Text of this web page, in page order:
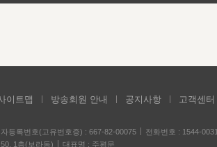
이트맵 방송회원 안내 공지사항
고객센터
등록번호(고유번호증) : 667-82-00075
전화번호 : 1544-0031
1층(보라동)
대표명 : 주평문